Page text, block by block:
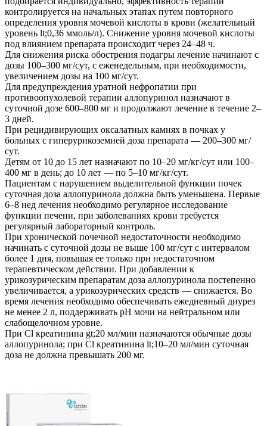
контролируется на начальных этапах путем повторного
определения уровня мочевой кислоты в крови (желательный
уровень lt;0,36 ммоль/л). Снижение уровня мочевой кислоты
под влиянием препарата происходит через 24–48 ч.
Для снижения риска обострения подагры лечение начинают с
дозы 100–300 мг/сут, с еженедельным, при необходимости,
увеличением дозы на 100 мг/сут.
Для предупреждения уратной нефропатии при
противоопухолевой терапии аллопуринол назначают в
суточной дозе 600–800 мг и продолжают лечение в течение 2–
3 дней.
При рецидивирующих оксалатных камнях в почках у
больных с гиперурикоземией доза препарата — 200–300 мг/
сут.
Детям от 10 до 15 лет назначают по 10–20 мг/кг/сут или 100–
400 мг в день; до 10 лет — по 5–10 мг/кг/сут.
Пациентам с нарушением выделительной функции почек
суточная доза аллопуринола должна быть уменьшена. Первые
6–8 нед лечения необходимо регулярное исследование
функции печени, при заболеваниях крови требуется
регулярный лабораторный контроль.
При хронической почечной недостаточности необходимо
начинать с суточной дозы не выше 100 мг/сут с интервалом
более 1 дня, повышая ее только при недостаточном
терапевтическом действии. При добавлении к
урикозурическим препаратам доза аллопуринола постепенно
увеличивается, а урикозурических средств — снижается. Во
время лечения необходимо обеспечивать ежедневный диурез
не менее 2 л, поддерживать рН мочи на нейтральном или
слабощелочном уровне.
При Cl креатинина gt;20 мл/мин назначаются обычные дозы
аллопуринола; при Сl креатинина lt;10–20 мл/мин суточная
доза не должна превышать 200 мг.